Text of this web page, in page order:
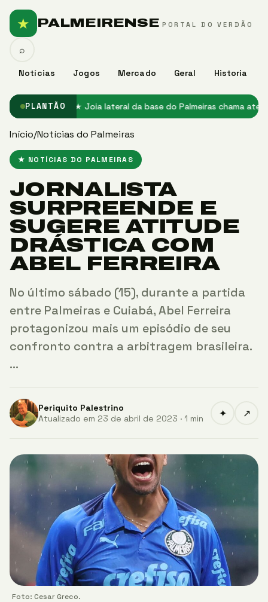
★ PALMEIRENSE PORTAL DO VERDÃO
Notícias Jogos Mercado Geral Historia
⌕
PLANTÃO
Palmeiras★ Joia lateral da base do Palmeiras chama atenção
Início/Notícias do Palmeiras
★ NOTÍCIAS DO PALMEIRAS
JORNALISTA
SURPREENDE E
SUGERE ATITUDE
DRÁSTICA COM
ABEL FERREIRA
No último sábado (15), durante a partida
entre Palmeiras e Cuiabá, Abel Ferreira
protagonizou mais um episódio de seu
confronto contra a arbitragem brasileira.
…
Periquito Palestrino
Atualizado em 23 de abril de 2023 · 1 min
✦ ↗
Foto: Cesar Greco.